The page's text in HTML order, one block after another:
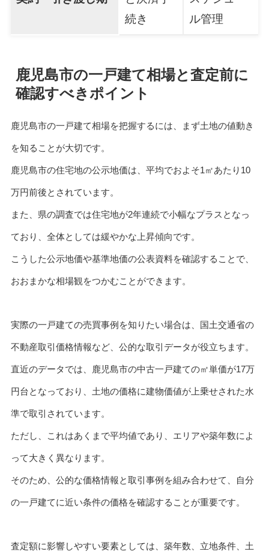
続き
ル管理
鹿児島市の一戸建て相場と査定前に
確認すべきポイント
鹿児島市の一戸建て相場を把握するには、まず土地の値動き
を知ることが大切です。
鹿児島市の住宅地の公示地価は、平均でおよそ1㎡あたり10
万円前後とされています。
また、県の調査では住宅地が2年連続で小幅なプラスとなっ
ており、全体としては緩やかな上昇傾向です。
こうした公示地価や基準地価の公表資料を確認することで、
おおまかな相場観をつかむことができます。
実際の一戸建ての売買事例を知りたい場合は、国土交通省の
不動産取引価格情報など、公的な取引データが役立ちます。
直近のデータでは、鹿児島市の中古一戸建ての㎡単価が17万
円台となっており、土地の価格に建物価値が上乗せされた水
準で取引されています。
ただし、これはあくまで平均値であり、エリアや築年数によ
って大きく異なります。
そのため、公的な価格情報と取引事例を組み合わせて、自分
の一戸建てに近い条件の価格を確認することが重要です。
査定額に影響しやすい要素としては、築年数、立地条件、土